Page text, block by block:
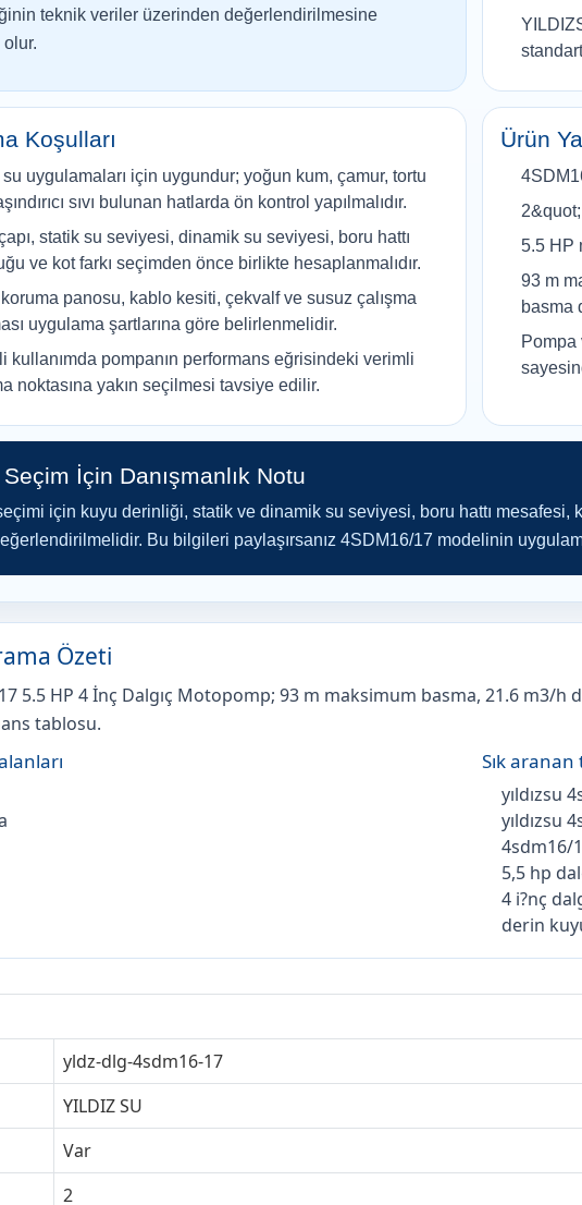
teknik veriler üzerinden değerlendirilmesine
olur.
Koşulları
su uygulamaları için uygundur; yoğun kum, çamur, tortu
sıvı bulunan hatlarda ön kontrol yapılmalıdır.
statik su seviyesi, dinamik su seviyesi, boru hattı
ve kot farkı seçimden önce birlikte hesaplanmalıdır.
panosu, kablo kesiti, çekvalf ve susuz çalışma
uygulama şartlarına göre belirlenmelidir.
kullanımda pompanın performans eğrisindeki verimli
noktasına yakın seçilmesi tavsiye edilir.
Ürün
2&quot;
5.5 HP
93 m
basma
Pompa
İçin Danışmanlık Notu
için kuyu derinliği, statik ve dinamik su seviyesi, boru hattı mesafesi,
Bu bilgileri paylaşırsanız 4SDM16/17 modelinin
Özeti
17 5.5 HP 4 İnç Dalgıç Motopomp; 93 m maksimum basma, 21.6
tablosu.
Sık
yıldızsu
yıldızsu
4sdm16/
5,5 hp
4 i?nç
derin
yldz-dlg-4sdm16-17
YILDIZ SU
Var
2